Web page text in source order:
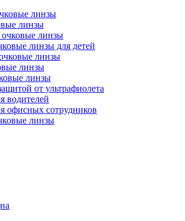
линзы
линзы
линзы
линзы для детей
линзы
линзы
линзы
от ультрафиолета
водителей
офисных сотрудников
линзы